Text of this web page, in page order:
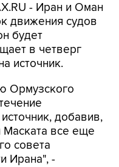
- Иран и Оман
движения судов
будет
в четверг
источник.
Ормузского
добавив,
Маската все еще
совета
Ирана", -